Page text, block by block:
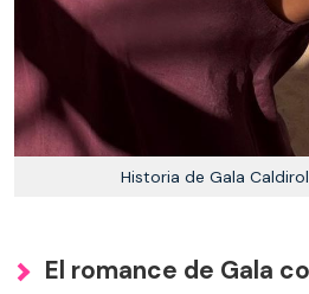
Historia de Gala
El romance de Gala